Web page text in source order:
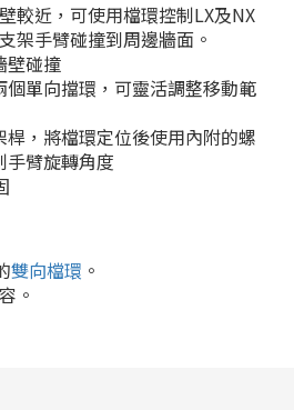
較近，可使用檔環控制LX及NX
架手臂碰撞到周邊牆面。
壁碰撞
個單向擋環，可靈活調整移動範
桿，將檔環定位後使用內附的螺
手臂旋轉角度
雙向檔環 。
。